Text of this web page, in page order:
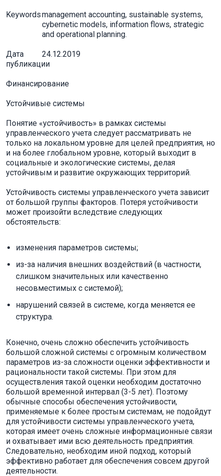
Keywordsmanagement accounting, sustainable systems,
cybernetic models, information flows, strategic
and operational planning.
Дата
публикации
24.12.2019
Финансирование
Устойчивые системы
Понятие «устойчивость» в рамках системы
управленческого учета следует рассматривать не
только на локальном уровне для целей предприятия, но
и на более глобальном уровне, который выходит в
социальные и экологические системы, делая
устойчивым и развитие окружающих территорий.
Устойчивость системы управленческого учета зависит
от большой группы факторов. Потеря устойчивости
может произойти вследствие следующих
обстоятельств:
изменения параметров системы;
из-за наличия внешних воздействий (в частности,
слишком значительных или качественно
несовместимых с системой);
нарушений связей в системе, когда меняется ее
структура.
Конечно, очень сложно обеспечить устойчивость
большой сложной системы с огромным количеством
параметров из-за сложности оценки эффективности и
рациональности такой системы. При этом для
осуществления такой оценки необходим достаточно
большой временной интервал (3-5 лет). Поэтому
обычные способы обеспечения устойчивости,
применяемые к более простым системам, не подойдут
для устойчивости системы управленческого учета,
которая имеет очень сложные информационные связи
и охватывает ими всю деятельность предприятия.
Следовательно, необходим иной подход, который
эффективно работает для обеспечения совсем другой
деятельности.